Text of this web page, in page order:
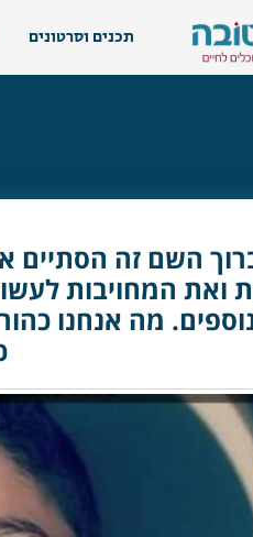
תכנים וסרטונים
השם זה הסתיים
ואת המחויבות
מה אנחנו